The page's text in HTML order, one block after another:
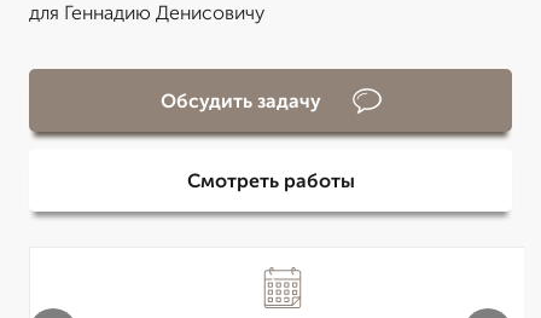
для Геннадию Денисовичу
Обсудить задачу
Смотреть работы